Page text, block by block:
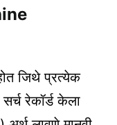
जिथे प्रत्येक
रेकॉर्ड केला